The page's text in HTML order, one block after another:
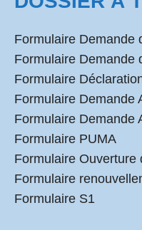
Formulaire Demande
Formulaire Demande
Formulaire
Formulaire Demande
Formulaire Demande
Formulaire PUMA
Formulaire Ouverture
Formulaire
Formulaire S1